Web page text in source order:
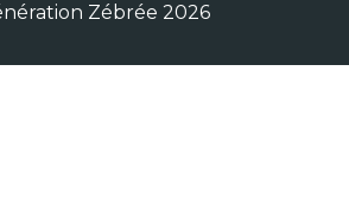
Zébrée 2026